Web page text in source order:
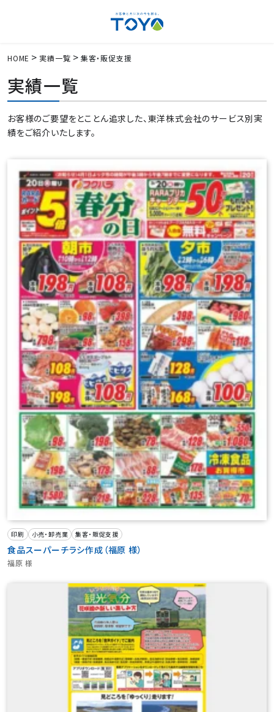
HOME 実績一覧 集客・販促支援
実績一覧
お客様のご要望をとことん追求した、東洋株式会社のサービス別実
績をご紹介いたします。
印刷 小売・卸売業 集客・販促支援
食品スーパーチラシ作成（福原 様）
福原 様